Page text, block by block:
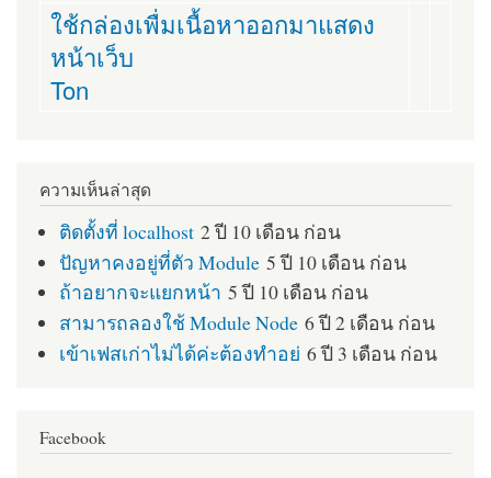
ใช้กล่องเพื่มเนื้อหาออกมาแสดง
หน้าเว็บ
Ton
ความเห็นล่าสุด
ติดตั้งที่ localhost 2 ปี 10 เดือน ก่อน
ปัญหาคงอยู่ที่ตัว Module 5 ปี 10 เดือน ก่อน
ถ้าอยากจะแยกหน้า 5 ปี 10 เดือน ก่อน
สามารถลองใช้ Module Node 6 ปี 2 เดือน ก่อน
เข้าเฟสเก่าไม่ได้ค่ะต้องทำอย่ 6 ปี 3 เดือน ก่อน
Facebook